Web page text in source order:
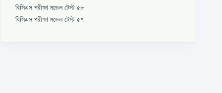
বিসিএস পরীক্ষা মডেল টেস্ট ৫৮
বিসিএস পরীক্ষা মডেল টেস্ট ৫৭